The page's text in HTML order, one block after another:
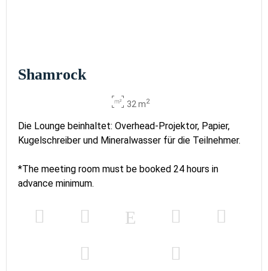
Shamrock
32 m2
Die Lounge beinhaltet: Overhead-Projektor, Papier,
Kugelschreiber und Mineralwasser für die Teilnehmer.
*The meeting room must be booked 24 hours in
advance minimum.